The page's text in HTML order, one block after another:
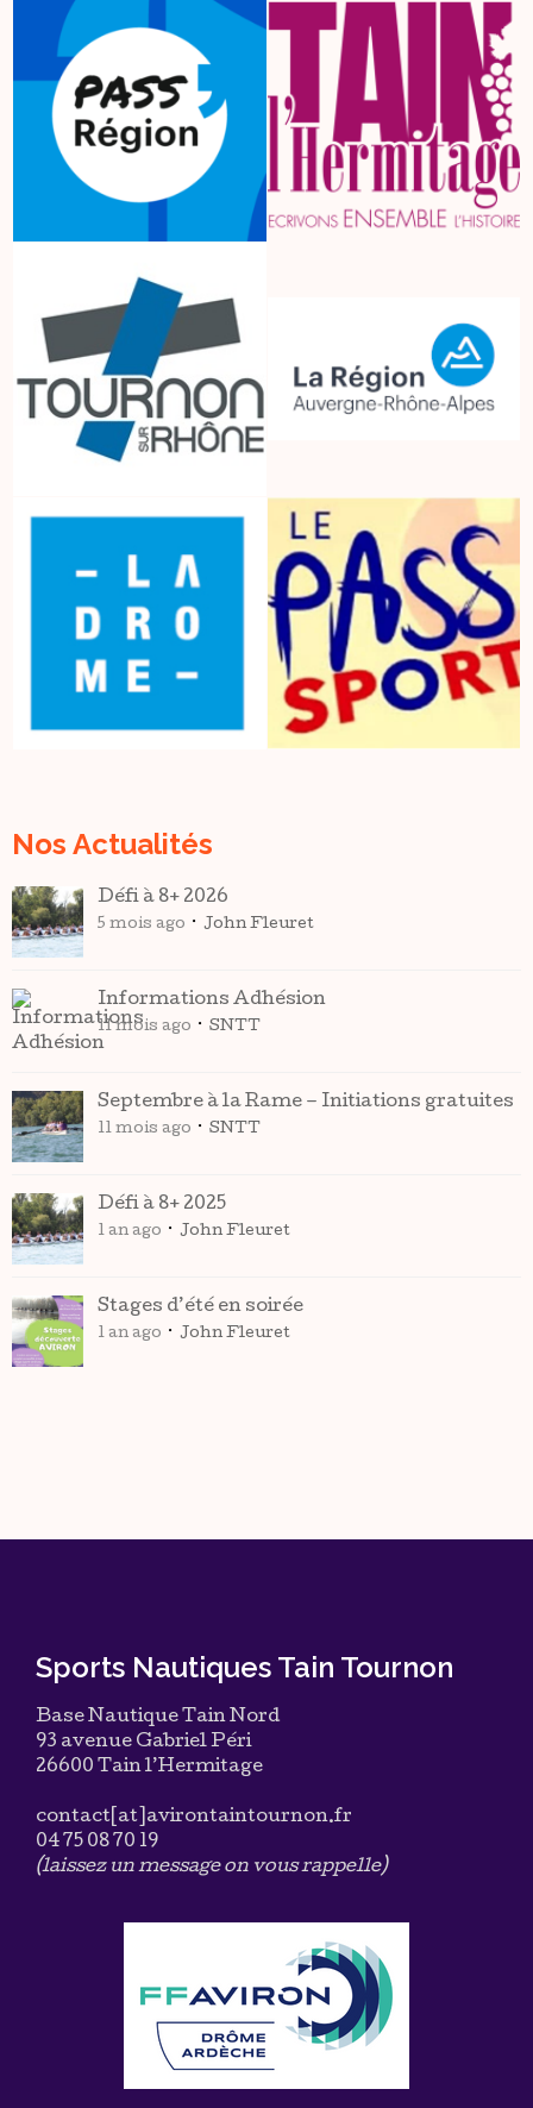
Nos Actualités
Défi à 8+ 2026
5 mois ago John Fleuret
Informations Adhésion
11 mois ago SNTT
Septembre à la Rame – Initiations gratuites
11 mois ago SNTT
Défi à 8+ 2025
1 an ago John Fleuret
Stages d’été en soirée
1 an ago John Fleuret
Sports Nautiques Tain Tournon
Base Nautique Tain Nord
93 avenue Gabriel Péri
26600 Tain l’Hermitage
contact[at]avirontaintournon.fr
04 75 08 70 19
(laissez un message on vous rappelle)